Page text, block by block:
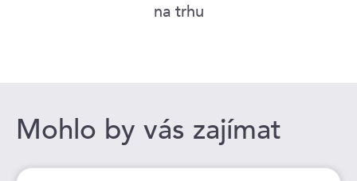
na trhu
Mohlo by vás zajímat